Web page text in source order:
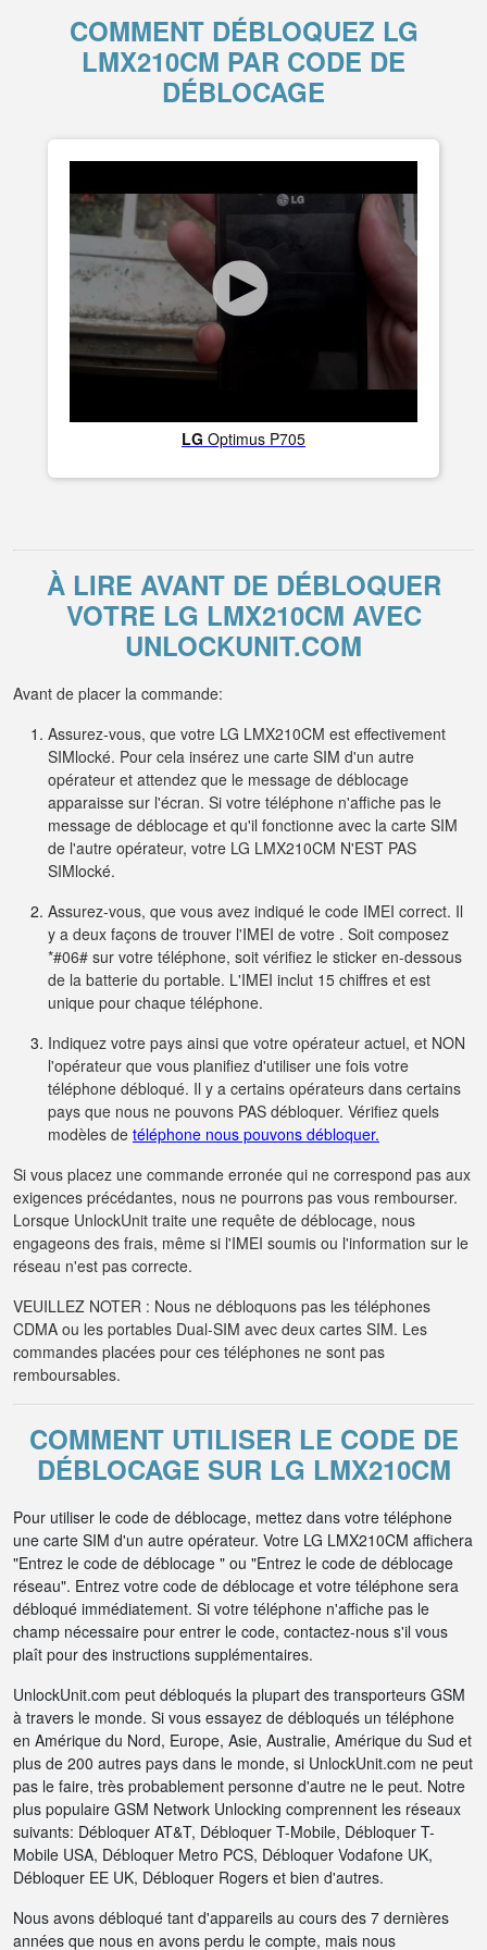
COMMENT DÉBLOQUEZ LG
LMX210CM PAR CODE DE
DÉBLOCAGE
LG Optimus P705
À LIRE AVANT DE DÉBLOQUER
VOTRE LG LMX210CM AVEC
UNLOCKUNIT.COM
Avant de placer la commande:
Assurez-vous, que votre LG LMX210CM est effectivement
SIMlocké. Pour cela insérez une carte SIM d'un autre
opérateur et attendez que le message de déblocage
apparaisse sur l'écran. Si votre téléphone n'affiche pas le
message de déblocage et qu'il fonctionne avec la carte SIM
de l'autre opérateur, votre LG LMX210CM N'EST PAS
SIMlocké.
Assurez-vous, que vous avez indiqué le code IMEI correct. Il
y a deux façons de trouver l'IMEI de votre . Soit composez
*#06# sur votre téléphone, soit vérifiez le sticker en-dessous
de la batterie du portable. L'IMEI inclut 15 chiffres et est
unique pour chaque téléphone.
Indiquez votre pays ainsi que votre opérateur actuel, et NON
l'opérateur que vous planifiez d'utiliser une fois votre
téléphone débloqué. Il y a certains opérateurs dans certains
pays que nous ne pouvons PAS débloquer. Vérifiez quels
modèles de téléphone nous pouvons débloquer.
Si vous placez une commande erronée qui ne correspond pas aux
exigences précédantes, nous ne pourrons pas vous rembourser.
Lorsque UnlockUnit traite une requête de déblocage, nous
engageons des frais, même si l'IMEI soumis ou l'information sur le
réseau n'est pas correcte.
VEUILLEZ NOTER : Nous ne débloquons pas les téléphones
CDMA ou les portables Dual-SIM avec deux cartes SIM. Les
commandes placées pour ces téléphones ne sont pas
remboursables.
COMMENT UTILISER LE CODE DE
DÉBLOCAGE SUR LG LMX210CM
Pour utiliser le code de déblocage, mettez dans votre téléphone
une carte SIM d'un autre opérateur. Votre LG LMX210CM affichera
"Entrez le code de déblocage " ou "Entrez le code de déblocage
réseau". Entrez votre code de déblocage et votre téléphone sera
débloqué immédiatement. Si votre téléphone n'affiche pas le
champ nécessaire pour entrer le code, contactez-nous s'il vous
plaît pour des instructions supplémentaires.
UnlockUnit.com peut débloqués la plupart des transporteurs GSM
à travers le monde. Si vous essayez de débloqués un téléphone
en Amérique du Nord, Europe, Asie, Australie, Amérique du Sud et
plus de 200 autres pays dans le monde, si UnlockUnit.com ne peut
pas le faire, très probablement personne d'autre ne le peut. Notre
plus populaire GSM Network Unlocking comprennent les réseaux
suivants: Débloquer AT&T, Débloquer T-Mobile, Débloquer T-
Mobile USA, Débloquer Metro PCS, Débloquer Vodafone UK,
Débloquer EE UK, Débloquer Rogers et bien d'autres.
Nous avons débloqué tant d'appareils au cours des 7 dernières
années que nous en avons perdu le compte, mais nous